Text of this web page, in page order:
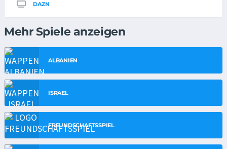
DAZN
Mehr Spiele anzeigen
ALBANIEN
ISRAEL
FREUNDSCHAFTSSPIEL